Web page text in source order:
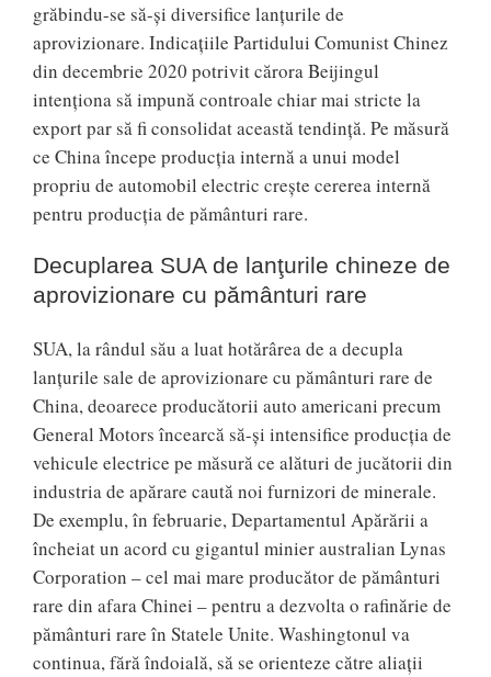
grăbindu-se să-şi diversifice lanţurile de
aprovizionare. Indicaţiile Partidului Comunist Chinez
din decembrie 2020 potrivit cărora Beijingul
intenţiona să impună controale chiar mai stricte la
export par să fi consolidat această tendinţă. Pe măsură
ce China începe producţia internă a unui model
propriu de automobil electric creşte cererea internă
pentru producţia de pământuri rare.
Decuplarea SUA de lanţurile chineze de
aprovizionare cu pământuri rare
SUA, la rândul său a luat hotărârea de a decupla
lanţurile sale de aprovizionare cu pământuri rare de
China, deoarece producătorii auto americani precum
General Motors încearcă să-şi intensifice producţia de
vehicule electrice pe măsură ce alături de jucătorii din
industria de apărare caută noi furnizori de minerale.
De exemplu, în februarie, Departamentul Apărării a
încheiat un acord cu gigantul minier australian Lynas
Corporation – cel mai mare producător de pământuri
rare din afara Chinei – pentru a dezvolta o rafinărie de
pământuri rare în Statele Unite. Washingtonul va
continua, fără îndoială, să se orienteze către aliaţii